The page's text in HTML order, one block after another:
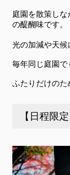
庭園を散策し
の醍醐味です。
光の加減や天候
毎年同じ庭園
ふたりだけの
【日程限